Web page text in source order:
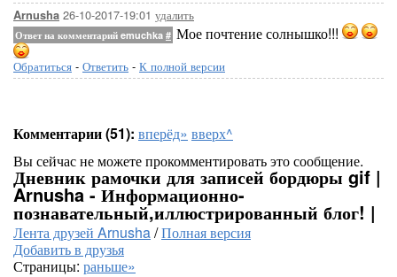
Arnusha 26-10-2017-19:01 удалить
Ответ на комментарий emuchka # Мое почтение солнышко!!!
Обратиться - Ответить - К полной версии
Комментарии (51): вперёд» вверх^
Вы сейчас не можете прокомментировать это сообщение.
Дневник рамочки для записей бордюры gif |
Arnusha - Информационно-
познавательный,иллюстрированный блог! |
Лента друзей Arnusha/Полная версия
Добавить в друзья
Страницы: раньше»